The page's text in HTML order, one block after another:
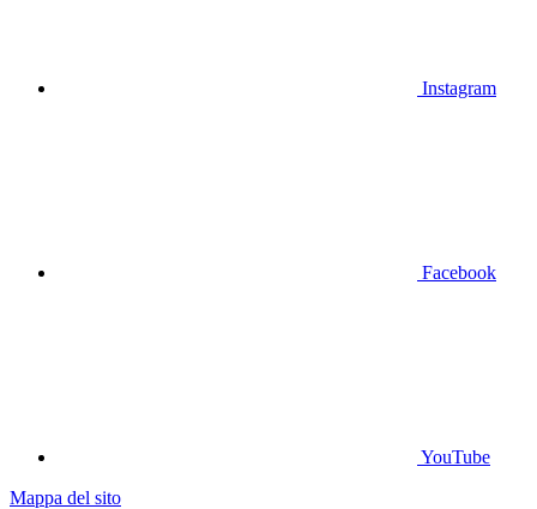
Instagram
Facebook
YouTube
Mappa del sito